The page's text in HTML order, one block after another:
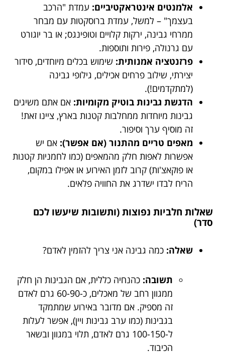
אלמנטים אינטראקטיביים: עמדת "הרכב
בעצמך" – למשל, עמדת ברוסקטות עם מבחר
ממרחי גבינה, ירקות קלויים וטופינגס; או בר יוגורט
עם גרנולה, פירות ותוספות.
פרזנטציה אמנותית: שימוש בכלים מיוחדים, סידור
יצירתי, שילוב פרחים אכילים, גילופי גבינה
(למתקדמים!).
הדגשת גבינות בוטיק מקומיות: אם אתם משיגים
גבינות מיוחדות ממחלבות קטנות בארץ, ציינו זאת!
זה מוסיף ערך וסיפור.
מאפים טריים מהתנור (אם אפשר): אם יש
אפשרות לאפות חלק מהמאפים (כמו לחמניות קטנות
או פוקאצ'ות) קרוב לזמן האירוע או אפילו במקום,
הריח לבדו ישדרג את החוויה פלאים.
שאלות חלביות נפוצות (ותשובות שיעשו לכם
סדר)
שאלה: כמה גבינה אני צריך להזמין לאדם?
תשובה: כהנחיה כללית, אם הגבינות הן חלק
ממגוון רחב של מאכלים, כ-60-90 גרם לאדם
זה מספיק. אם מדובר באירוע שמתמקד
בגבינות (כמו ערב גבינות ויין), אפשר לעלות
ל-100-150 גרם לאדם, תלוי במגוון ובשאר
הכיבוד.